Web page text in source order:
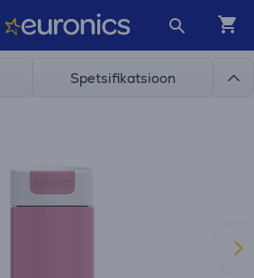
Spetsifikatsioon